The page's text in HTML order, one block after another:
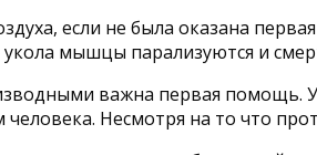
если не была оказана
мышцы парализуются и
важна первая помощь.
Несмотря на то что